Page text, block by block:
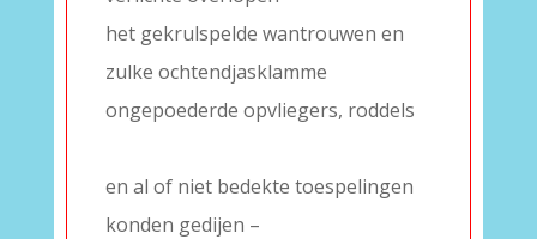
het gekrulspelde wantrouwen en
zulke ochtendjasklamme
ongepoederde opvliegers, roddels
en al of niet bedekte toespelingen
konden gedijen –